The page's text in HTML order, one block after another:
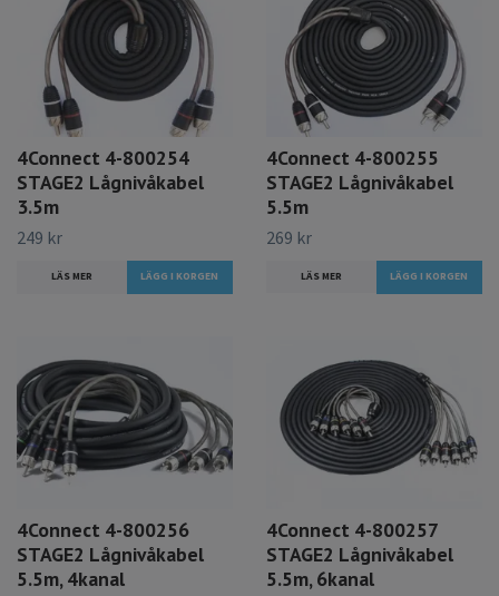
4Connect 4-800254
STAGE2 Lågnivåkabel
3.5m
249 kr
LÄS MER
4Connect 4-800255
STAGE2 Lågnivåkabel
5.5m
269 kr
LÄS MER
4Connect 4-800256
STAGE2 Lågnivåkabel
5.5m, 4kanal
4Connect 4-800257
STAGE2 Lågnivåkabel
5.5m, 6kanal